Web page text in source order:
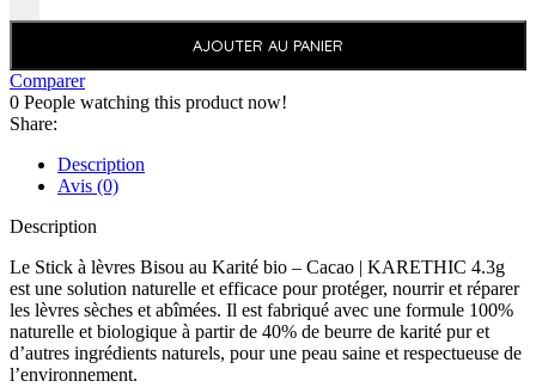
AJOUTER AU PANIER
Comparer
0 People watching this product now!
Share:
Description
Avis (0)
Description
Le Stick à lèvres Bisou au Karité bio – Cacao | KARETHIC 4.3g
est une solution naturelle et efficace pour protéger, nourrir et réparer
les lèvres sèches et abîmées. Il est fabriqué avec une formule 100%
naturelle et biologique à partir de 40% de beurre de karité pur et
d’autres ingrédients naturels, pour une peau saine et respectueuse de
l’environnement.